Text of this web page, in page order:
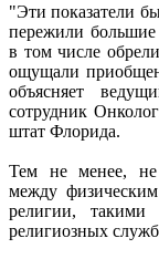
"Эти показатели
пережили большие
в том числе
ощущали
объясняет
сотрудник
штат Флорида.
Тем не менее, не
между
религии,
религиозных